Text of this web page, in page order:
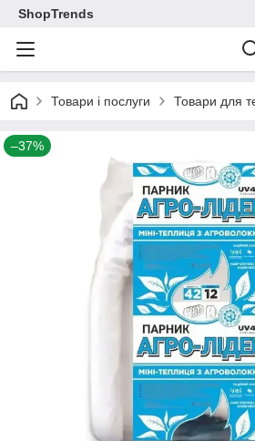
ShopTrends
Товари і послуги Товари для
–37%